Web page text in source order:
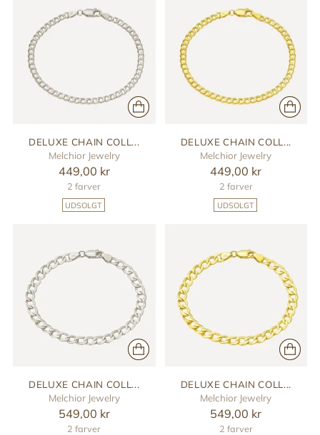
DELUXE CHAIN COLL...
Melchior Jewelry
449,00 kr
2 farver
UDSOLGT
DELUXE CHAIN COLL...
Melchior Jewelry
449,00 kr
2 farver
UDSOLGT
DELUXE CHAIN COLL...
Melchior Jewelry
549,00 kr
2 farver
DELUXE CHAIN COLL...
Melchior Jewelry
549,00 kr
2 farver